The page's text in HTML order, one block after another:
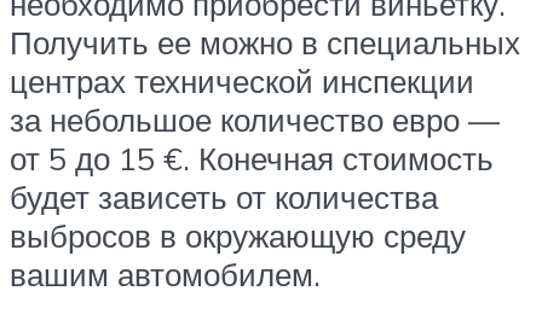
Получить ее можно в специальных
центрах технической инспекции
за небольшое количество евро —
от 5 до 15 €. Конечная стоимость
будет зависеть от количества
выбросов в окружающую среду
вашим автомобилем.